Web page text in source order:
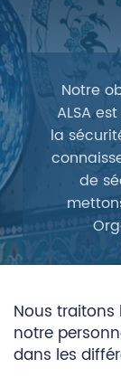
Notre
ALSA
la
de
Nous
notre
dans les